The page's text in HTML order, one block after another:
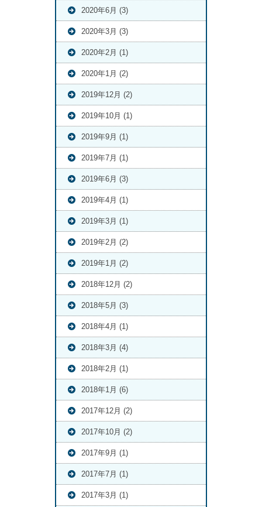
2020年6月 (3)
2020年3月 (3)
2020年2月 (1)
2020年1月 (2)
2019年12月 (2)
2019年10月 (1)
2019年9月 (1)
2019年7月 (1)
2019年6月 (3)
2019年4月 (1)
2019年3月 (1)
2019年2月 (2)
2019年1月 (2)
2018年12月 (2)
2018年5月 (3)
2018年4月 (1)
2018年3月 (4)
2018年2月 (1)
2018年1月 (6)
2017年12月 (2)
2017年10月 (2)
2017年9月 (1)
2017年7月 (1)
2017年3月 (1)